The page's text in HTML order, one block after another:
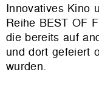
Innovatives Kino
Reihe BEST OF
die bereits auf
und dort gefeiert
wurden.